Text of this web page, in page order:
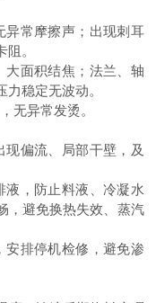
异常摩擦声；出现刺耳
。
大面积结焦；法兰、轴
稳定无波动。
无异常发烫。
偏流、局部干壁，及
液，防止料液、冷凝水
，避免换热失效、蒸汽
安排停机检修，避免渗